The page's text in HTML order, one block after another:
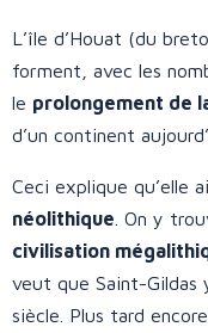
L’île d’Houat (du
forment, avec les
le prolongement de
d’un continent
Ceci explique qu’elle
néolithique . On y
civilisation
veut que Saint-Gildas
siècle. Plus tard